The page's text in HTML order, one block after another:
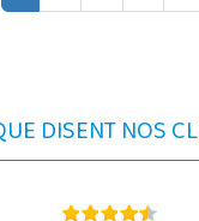
DISENT NOS